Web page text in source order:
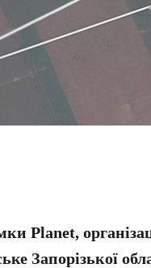
Planet,
Запорізької